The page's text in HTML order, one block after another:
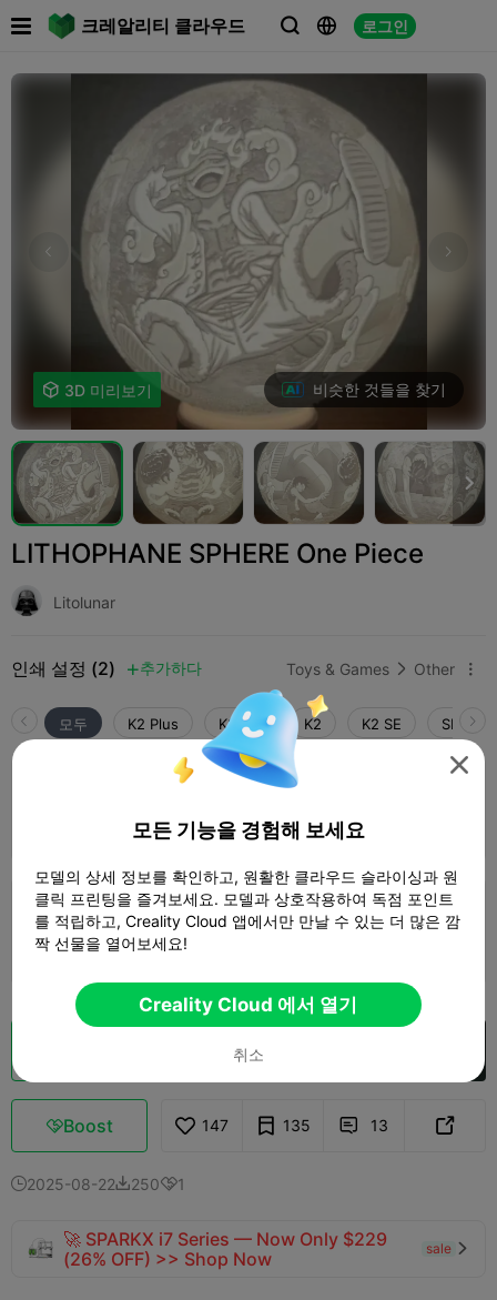
크레알리티 클라우드   로그인
 
 3D 미리보기 비슷한 것들을 찾기

LITHOPHANE SPHERE One Piece
Litolunar
인쇄 설정 (2)  추가하다 Toys & Games  Other 
모두 K2 Plus K2 Pro K2 K2 SE
0.16mm layer, 2 walls, 100% infill
 103.08g
5.0
0.2mm layer, 2 walls, 15% infill

Creality Cloud 에서 열기
Boost 147 135  13 
2025-08-222501
🚀 SPARKX i7 Series — Now Only $229
(26% OFF) >> Shop Now
sale 

모든 기능을 경험해 보세요
모델의 상세 정보를 확인하고, 원활한 클라우드 슬라이싱과 원
클릭 프린팅을 즐겨보세요. 모델과 상호작용하여 독점 포인트
를 적립하고, Creality Cloud 앱에서만 만날 수 있는 더 많은 깜
짝 선물을 열어보세요!
Creality Cloud 에서 열기
취소